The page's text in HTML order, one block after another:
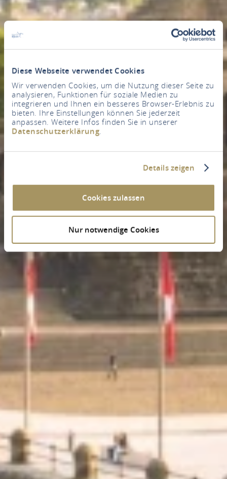
Diese Webseite verwendet Cookies
Wir verwenden Cookies, um die Nutzung dieser Seite zu
analysieren, Funktionen für soziale Medien zu
integrieren und Ihnen ein besseres Browser-Erlebnis zu
bieten. Ihre Einstellungen können Sie jederzeit
anpassen. Weitere Infos finden Sie in unserer
Datenschutzerklärung.
Details zeigen
Cookies zulassen
Nur notwendige Cookies